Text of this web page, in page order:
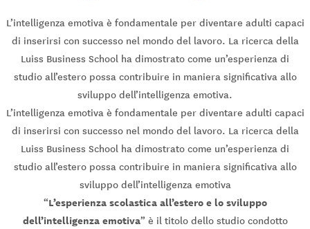
L’intelligenza emotiva è fondamentale per diventare adulti capaci
di inserirsi con successo nel mondo del lavoro. La ricerca della
Luiss Business School ha dimostrato come un’esperienza di
studio all’estero possa contribuire in maniera significativa allo
sviluppo dell’intelligenza emotiva.
L’intelligenza emotiva è fondamentale per diventare adulti capaci
di inserirsi con successo nel mondo del lavoro. La ricerca della
Luiss Business School ha dimostrato come un’esperienza di
studio all’estero possa contribuire in maniera significativa allo
sviluppo dell’intelligenza emotiva
“L’esperienza scolastica all’estero e lo sviluppo
dell’intelligenza emotiva” è il titolo dello studio condotto